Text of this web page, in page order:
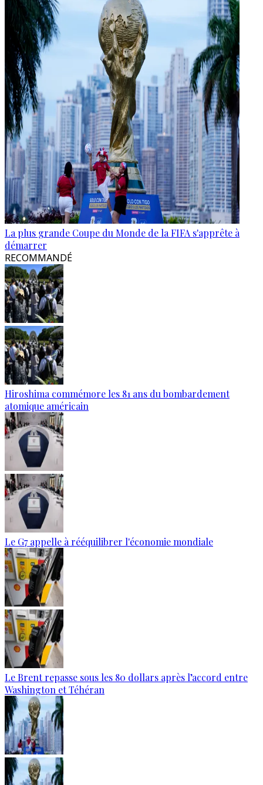
La plus grande Coupe du Monde de la FIFA s'apprête à
démarrer
RECOMMANDÉ
Hiroshima commémore les 81 ans du bombardement
atomique américain
Le G7 appelle à rééquilibrer l'économie mondiale
Le Brent repasse sous les 80 dollars après l’accord entre
Washington et Téhéran